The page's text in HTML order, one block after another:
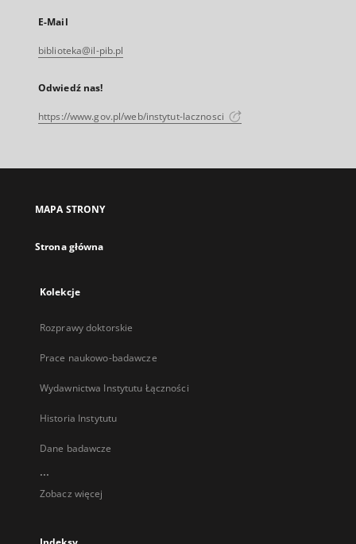
E-Mail
biblioteka@il-pib.pl
Odwiedź nas!
https://www.gov.pl/web/instytut-lacznosci
MAPA STRONY
Strona główna
Kolekcje
Rozprawy doktorskie
Prace naukowo-badawcze
Wydawnictwa Instytutu Łączności
Historia Instytutu
Dane badawcze
...
Zobacz więcej